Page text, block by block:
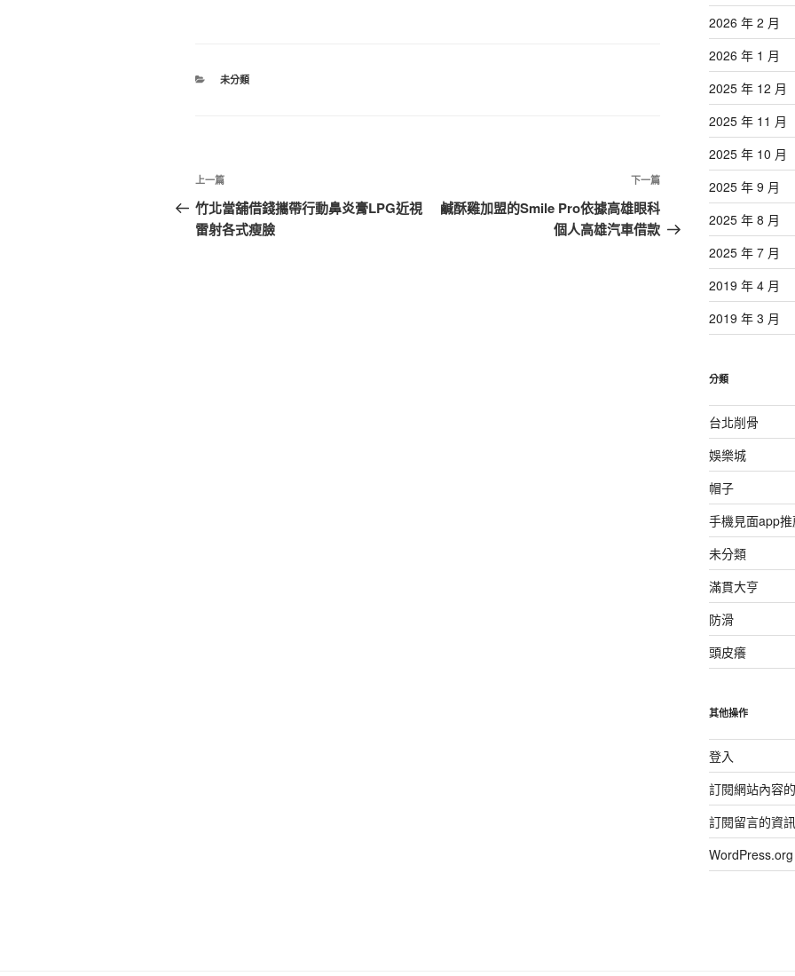
分
未分類
文
章
導
上
一
篇
上一篇
竹北當舖借錢攜帶行動鼻炎膏LPG近視
雷射各式瘦臉
下
一
篇
下一篇
鹹酥雞加盟的Smile Pro依據高雄眼科
個人高雄汽車借款
2026 年 2 月
2026 年 1 月
2025 年 12 月
2025 年 11 月
2025 年 10 月
2025 年 9 月
2025 年 8 月
2025 年 7 月
2019 年 4 月
2019 年 3 月
分類
台北削骨
娛樂城
帽子
手機見面app推
未分類
滿貫大亨
防滑
頭皮癢
其他操作
登入
訂閱網站內容
訂閱留言的資